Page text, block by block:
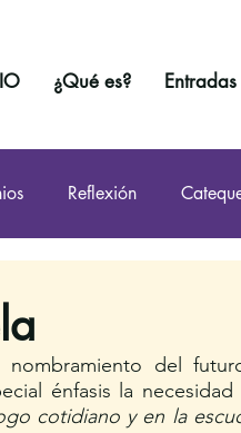
¿Qué es? Entradas
Reflexión
del
énfasis la
cotidiano y en la